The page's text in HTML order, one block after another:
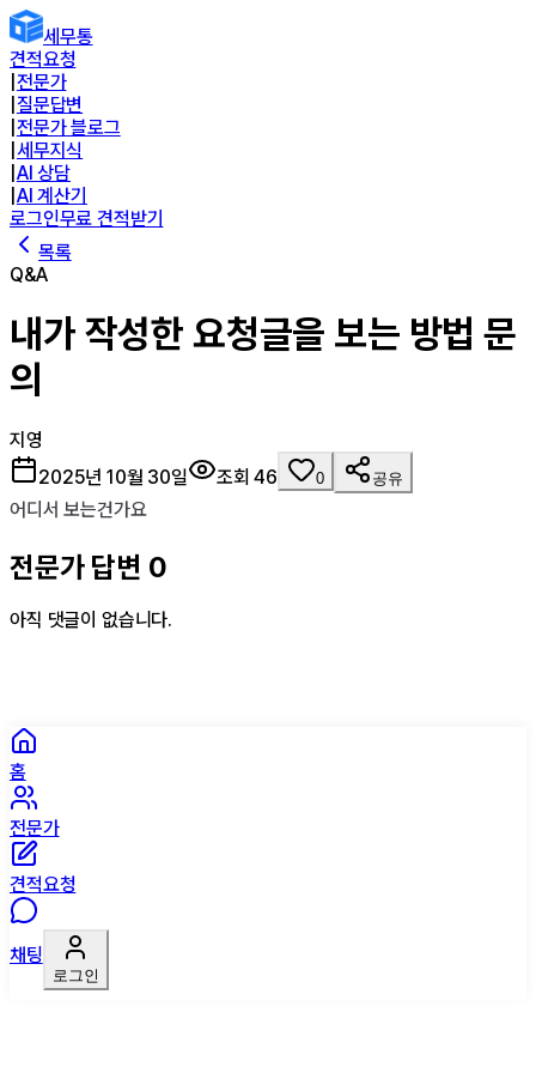
세무통
견적요청
전문가
질문답변
전문가 블로그
세무지식
AI 상담
AI 계산기
로그인무료 견적받기
목록
Q&A
내가 작성한 요청글을 보는 방법 문
의
지영
2025년 10월 30일
조회46 0 공유
어디서 보는건가요
전문가 답변 0
아직 댓글이 없습니다.
홈
전문가
견적요청
채팅
로그인